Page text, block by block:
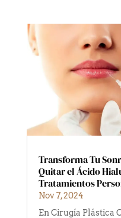
Transforma Tu
Quitar el Ácido
Tratamientos
Nov 7, 2024
En Cirugía Plástica